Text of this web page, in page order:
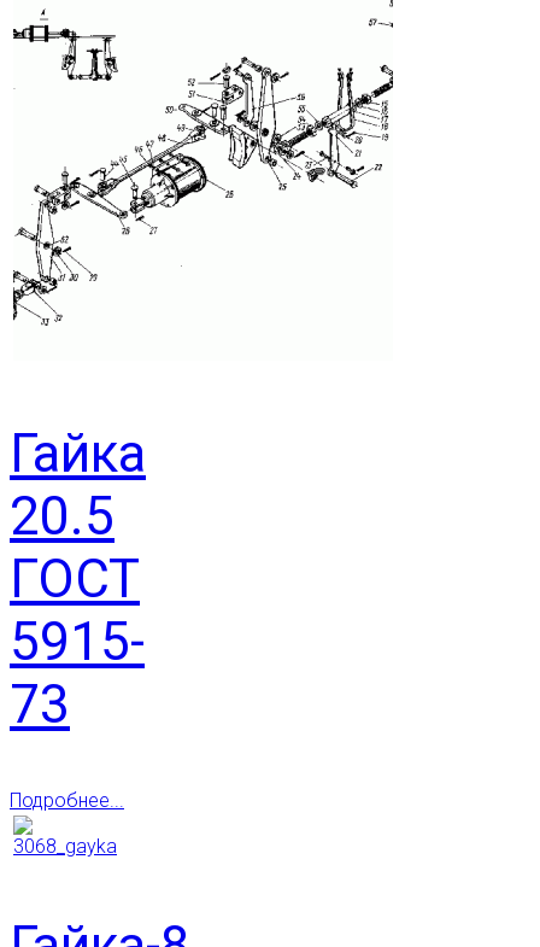
Гайка
20.5
ГОСТ
5915-
73
Подробнее...